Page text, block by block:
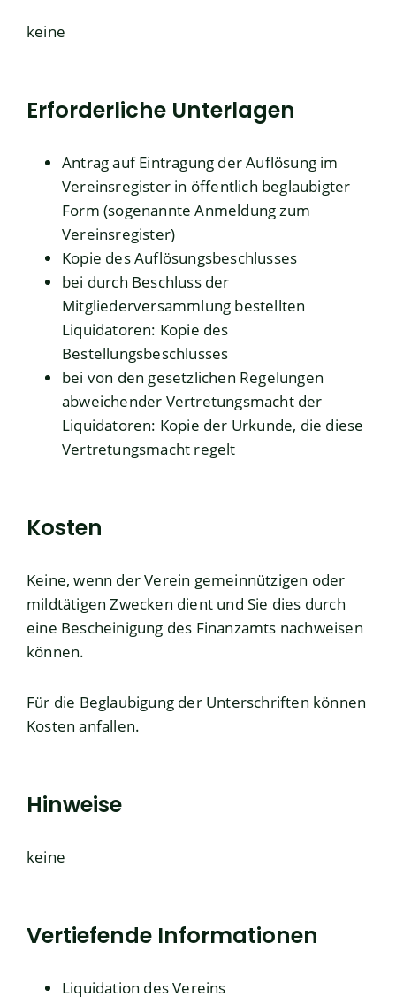
keine
Erforderliche Unterlagen
Antrag auf Eintragung der Auflösung im
Vereinsregister in öffentlich beglaubigter
Form (sogenannte Anmeldung zum
Vereinsregister)
Kopie des Auflösungsbeschlusses
bei durch Beschluss der
Mitgliederversammlung bestellten
Liquidatoren: Kopie des
Bestellungsbeschlusses
bei von den gesetzlichen Regelungen
abweichender Vertretungsmacht der
Liquidatoren: Kopie der Urkunde, die diese
Vertretungsmacht regelt
Kosten
Keine, wenn der Verein gemeinnützigen oder
mildtätigen Zwecken dient und Sie dies durch
eine Bescheinigung des Finanzamts nachweisen
können.
Für die Beglaubigung der Unterschriften können
Kosten anfallen.
Hinweise
keine
Vertiefende Informationen
Liquidation des Vereins